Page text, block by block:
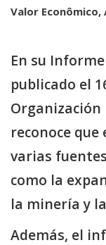
Valor Econômico,
En su
publicado el
Organización
reconoce que
varias
como la
la minería y
Además, el